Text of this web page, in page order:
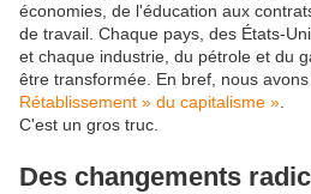
économies, de l'éducation aux
de travail. Chaque pays, des États-
et chaque industrie, du pétrole et du
être transformée. En bref, nous
Rétablissement » du capitalisme »
C'est un gros truc.
Des changements